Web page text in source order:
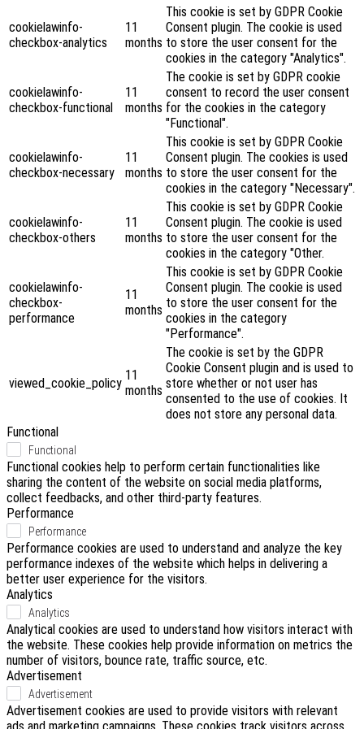
cookielawinfo-
checkbox-analytics
11
months
This cookie is set by GDPR Cookie
Consent plugin. The cookie is used
to store the user consent for the
cookies in the category "Analytics".
cookielawinfo-
checkbox-functional
11
months
The cookie is set by GDPR cookie
consent to record the user consent
for the cookies in the category
"Functional".
cookielawinfo-
checkbox-necessary
11
months
This cookie is set by GDPR Cookie
Consent plugin. The cookies is used
to store the user consent for the
cookies in the category "Necessary".
cookielawinfo-
checkbox-others
11
months
This cookie is set by GDPR Cookie
Consent plugin. The cookie is used
to store the user consent for the
cookies in the category "Other.
cookielawinfo-
checkbox-
performance
11
months
This cookie is set by GDPR Cookie
Consent plugin. The cookie is used
to store the user consent for the
cookies in the category
"Performance".
viewed_cookie_policy
11
months
The cookie is set by the GDPR
Cookie Consent plugin and is used to
store whether or not user has
consented to the use of cookies. It
does not store any personal data.
Functional
Functional
Functional cookies help to perform certain functionalities like
sharing the content of the website on social media platforms,
collect feedbacks, and other third-party features.
Performance
Performance
Performance cookies are used to understand and analyze the key
performance indexes of the website which helps in delivering a
better user experience for the visitors.
Analytics
Analytics
Analytical cookies are used to understand how visitors interact with
the website. These cookies help provide information on metrics the
number of visitors, bounce rate, traffic source, etc.
Advertisement
Advertisement
Advertisement cookies are used to provide visitors with relevant
ads and marketing campaigns. These cookies track visitors across